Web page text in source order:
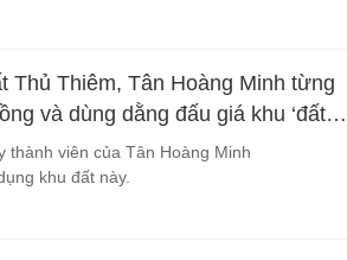
Thủ Thiêm, Tân Hoàng Minh từng
và dùng dằng đấu giá khu ‘đất
thành viên của Tân Hoàng Minh
khu đất này.